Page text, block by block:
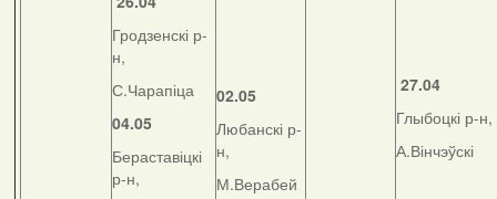
Гродзенскі р-
н,
С.Чарапіца
04.05
Бераставіцкі
р-н,
02.05
Любанскі р-
н,
М.Верабей
27.04
Глыбоцкі р-н,
А.Вінчэўскі